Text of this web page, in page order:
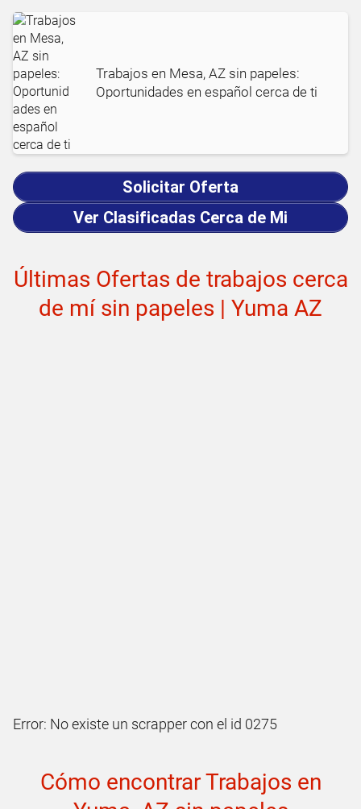
Trabajos en Mesa, AZ sin papeles:
Oportunidades en español cerca de ti
Solicitar Oferta
Ver Clasificadas Cerca de Mi
Últimas Ofertas de trabajos cerca
de mí sin papeles | Yuma AZ
Error: No existe un scrapper con el id 0275
Cómo encontrar Trabajos en